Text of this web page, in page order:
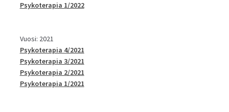
Psykoterapia 1/2022
Vuosi: 2021
Psykoterapia 4/2021
Psykoterapia 3/2021
Psykoterapia 2/2021
Psykoterapia 1/2021